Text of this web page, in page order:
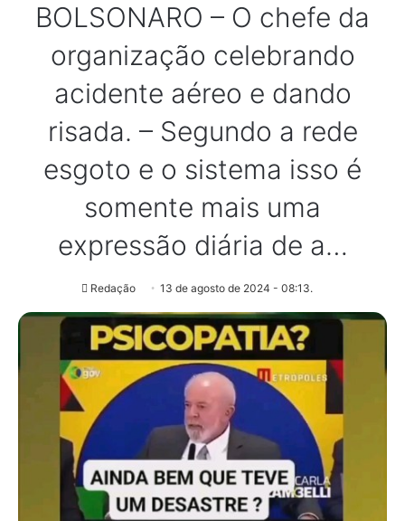
BOLSONARO – O chefe da
organização celebrando
acidente aéreo e dando
risada. – Segundo a rede
esgoto e o sistema isso é
somente mais uma
expressão diária de a…
Redação 13 de agosto de 2024 - 08:13.